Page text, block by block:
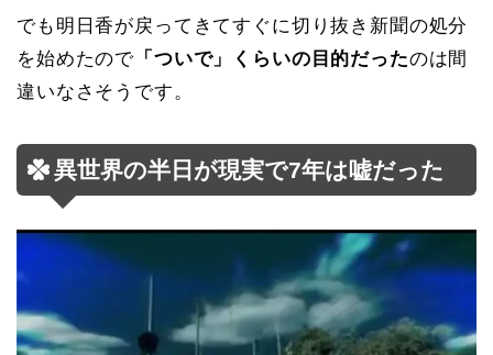
でも明日香が戻ってきてすぐに切り抜き新聞の処分
を始めたので 「ついで」くらいの目的だったのは間
違いなさそうです。
異世界の半日が現実で7年は嘘だった